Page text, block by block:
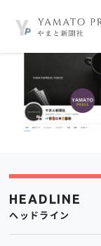
HEADLINE
ヘッドライン